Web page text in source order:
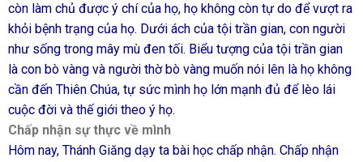
còn làm chủ được ý chí của họ, họ không còn tự do để vượt ra
khỏi bệnh trạng của họ. Dưới ách của tội trần gian, con người
như sống trong mây mù đen tối. Biểu tượng của tội trần gian
là con bò vàng và người thờ bò vàng muốn nói lên là họ không
cần đến Thiên Chúa, tự sức mình họ lớn mạnh đủ để lèo lái
cuộc đời và thế giới theo ý họ.
Chấp nhận sự thực về mình
Hôm nay, Thánh Giăng dạy ta bài học chấp nhận. Chấp nhận